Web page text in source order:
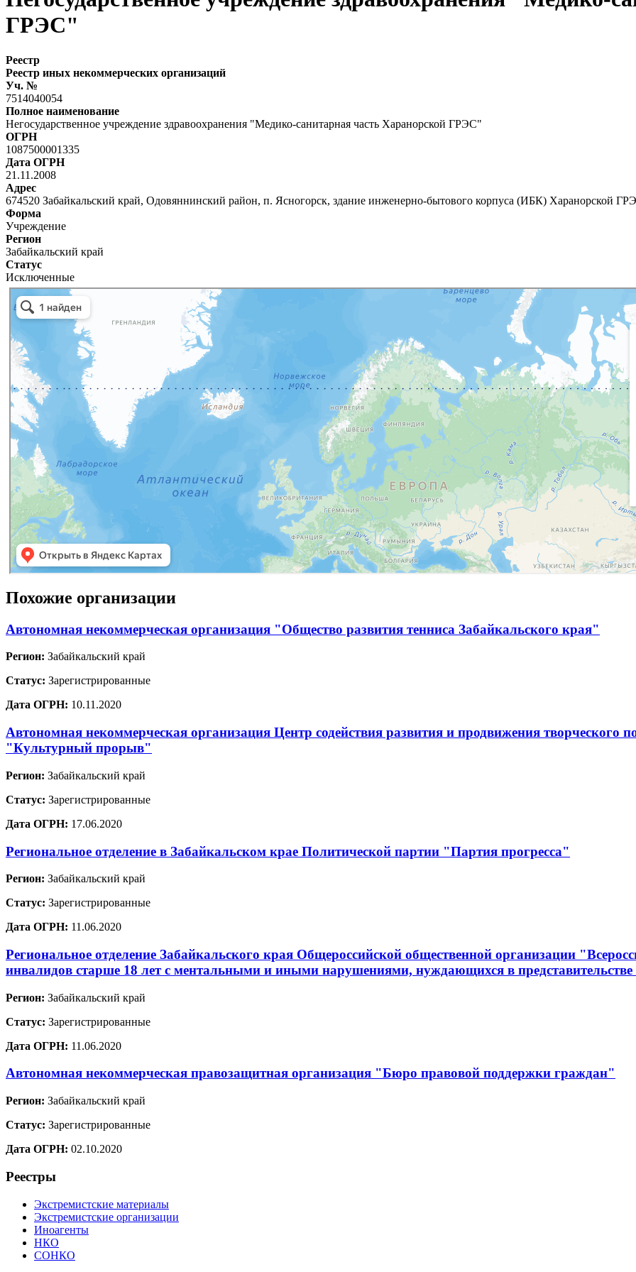
ГРЭС"
Реестр
Реестр иных некоммерческих организаций
Уч. №
7514040054
Полное наименование
Негосударственное учреждение здравоохранения "Медико-санитарная часть Харанорской ГРЭС"
ОГРН
1087500001335
Дата ОГРН
21.11.2008
Адрес
674520 Забайкальский край, Одовяннинский район, п. Ясногорск, здание инженерно-бытового корпуса (ИБК) Харанорской
Форма
Учреждение
Регион
Забайкальский край
Статус
Исключенные
Похожие организации
Автономная некоммерческая организация "Общество развития тенниса Забайкальского края"
Регион: Забайкальский край
Статус: Зарегистрированные
Дата ОГРН: 10.11.2020
Автономная некоммерческая организация Центр содействия развития и продвижения творческого
"Культурный прорыв"
Регион: Забайкальский край
Статус: Зарегистрированные
Дата ОГРН: 17.06.2020
Региональное отделение в Забайкальском крае Политической партии "Партия прогресса"
Регион: Забайкальский край
Статус: Зарегистрированные
Дата ОГРН: 11.06.2020
Региональное отделение Забайкальского края Общероссийской общественной организации
инвалидов старше 18 лет с ментальными и иными нарушениями, нуждающихся в представительстве
Регион: Забайкальский край
Статус: Зарегистрированные
Дата ОГРН: 11.06.2020
Автономная некоммерческая правозащитная организация "Бюро правовой поддержки граждан"
Регион: Забайкальский край
Статус: Зарегистрированные
Дата ОГРН: 02.10.2020
Реестры
Экстремистские материалы
Экстремистские организации
Иноагенты
НКО
СОНКО